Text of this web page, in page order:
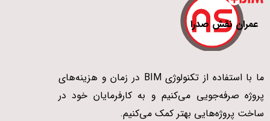
عمران نقش صدرا
ما با استفاده از تکنولوژی BIM در زمان و هزینه‌های
پروژه صرفه‌جویی می‌کنیم و به کارفرمایان خود در
ساخت پروژه‌هایی بهتر کمک می‌کنیم.